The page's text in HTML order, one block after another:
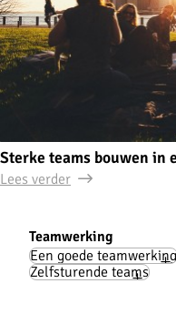
Teamwerking
Een goede teamwerking
Zelfsturende teams
Sterke teams bouwen in
Lees verder
Cases